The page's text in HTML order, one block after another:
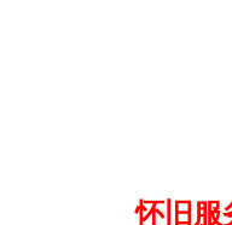
怀旧服